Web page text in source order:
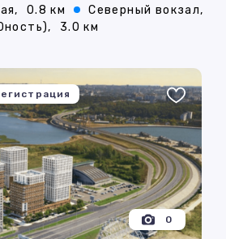
0.8 км
Северный вокзал,
3.0 км
0